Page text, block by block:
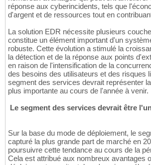
réponse aux cyberincidents, tels que
d'argent et de ressources tout en
La solution EDR nécessite plusieurs
constitue un élément important d'un
robuste. Cette évolution a stimulé la
la détection et de la réponse aux points
en raison de l'intensification de la
des besoins des utilisateurs et des risques
segment des services devrait représenter
plus importante au cours de l'année à venir.
Le segment des services devrait être
Sur la base du mode de déploiement, le
capturé la plus grande part de marché en
poursuivre cette tendance au cours de la
Cela est attribué aux nombreux avantages